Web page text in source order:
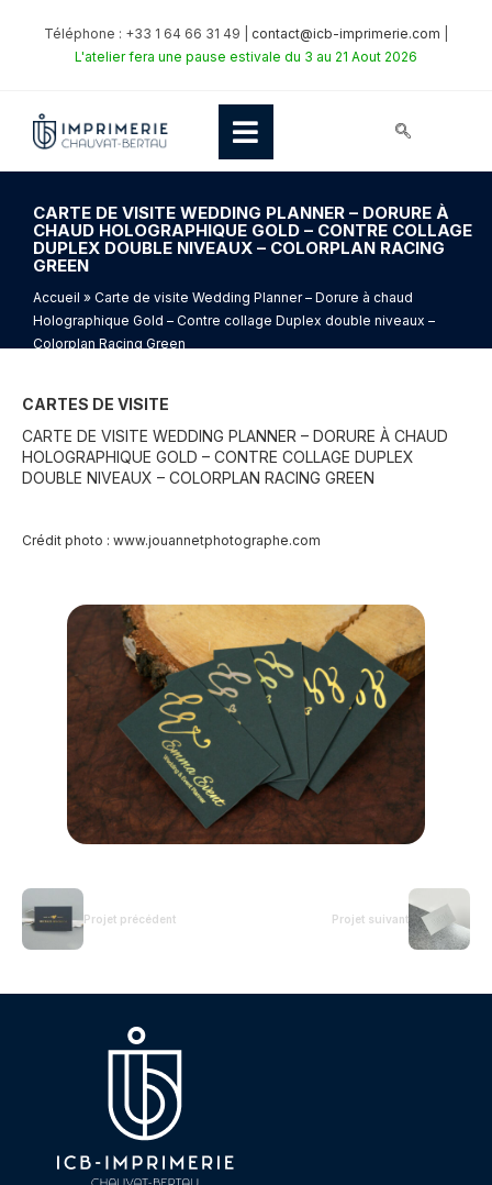
Téléphone : +33 1 64 66 31 49 | contact@icb-imprimerie.com
L'atelier fera une pause estivale du 3 au 21 Aout 2026
CARTE DE VISITE WEDDING PLANNER – DORURE À
CHAUD HOLOGRAPHIQUE GOLD – CONTRE COLLAGE
DUPLEX DOUBLE NIVEAUX – COLORPLAN RACING
GREEN
Accueil » Carte de visite Wedding Planner – Dorure à chaud
Holographique Gold – Contre collage Duplex double niveaux –
Colorplan Racing Green
CARTES DE VISITE
CARTE DE VISITE WEDDING PLANNER – DORURE À CHAUD
HOLOGRAPHIQUE GOLD – CONTRE COLLAGE DUPLEX
DOUBLE NIVEAUX – COLORPLAN RACING GREEN
Crédit photo : www.jouannetphotographe.com
Projet précédent Projet suivant